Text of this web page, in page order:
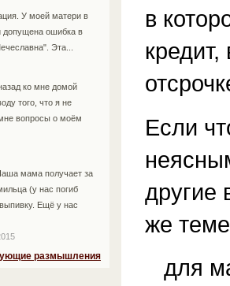
У моей матери в
допущена ошибка в
Эта...
ко мне домой
того, что я не
вопросы о моём
мама получает за
(у нас погиб
Ещё у нас
размышления
в
Если
другие
же
для